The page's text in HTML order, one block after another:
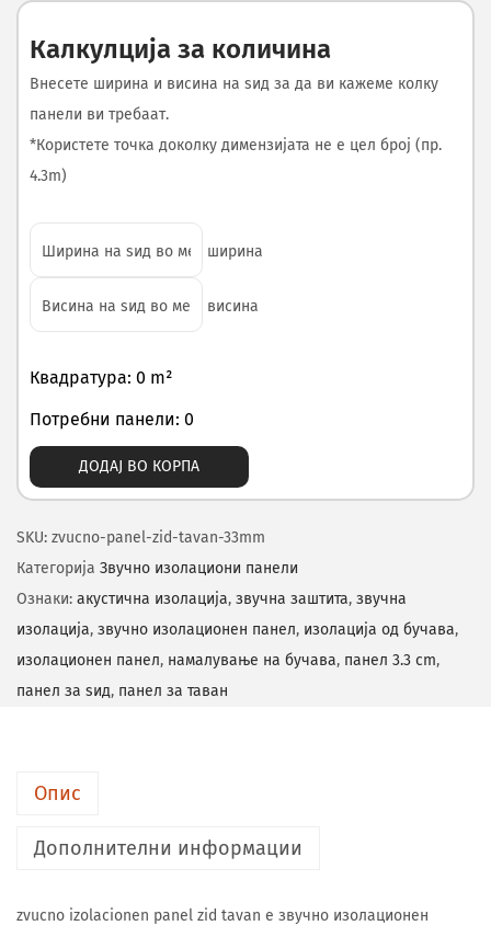
Калкулција за количина
Внесете ширина и висина на ѕид за да ви кажеме колку
панели ви требаат.
*Користете точка доколку димензијата не е цел број (пр.
4.3m)
ширина
висина
Квадратура: 0 m²
Потребни панели: 0
ДОДАЈ ВО КОРПА
SKU: zvucno-panel-zid-tavan-33mm
Категорија Звучно изолациони панели
Ознаки: акустична изолација, звучна заштита, звучна
изолација, звучно изолационен панел, изолација од бучава,
изолационен панел, намалување на бучава, панел 3.3 cm,
панел за ѕид, панел за таван
Опис
Дополнителни информации
zvucno izolacionen panel zid tavan е звучно изолационен